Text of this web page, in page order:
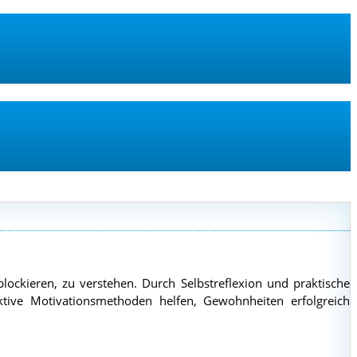
zu verstehen. Durch Selbstreflexion und praktische
Motivationsmethoden helfen, Gewohnheiten erfolgreich